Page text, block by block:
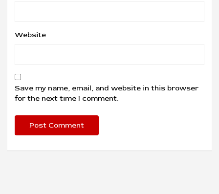
Website
Save my name, email, and website in this browser
for the next time I comment.